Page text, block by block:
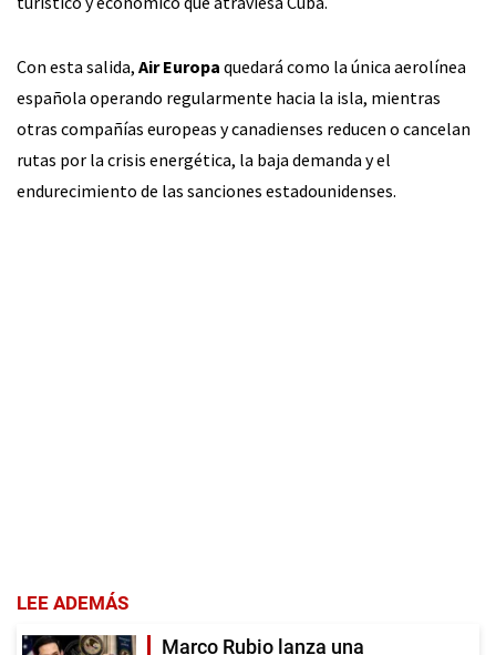
Con esta salida, Air Europa quedará como la única aerolínea
española operando regularmente hacia la isla, mientras
otras compañías europeas y canadienses reducen o cancelan
rutas por la crisis energética, la baja demanda y el
endurecimiento de las sanciones estadounidenses.
LEE ADEMÁS
Marco Rubio lanza una